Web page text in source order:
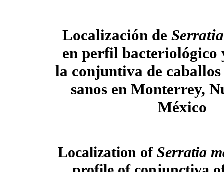
Localización de
en perfil bacteriológico
la conjuntiva de
sanos en Monterrey,
México
Localization of Serratia